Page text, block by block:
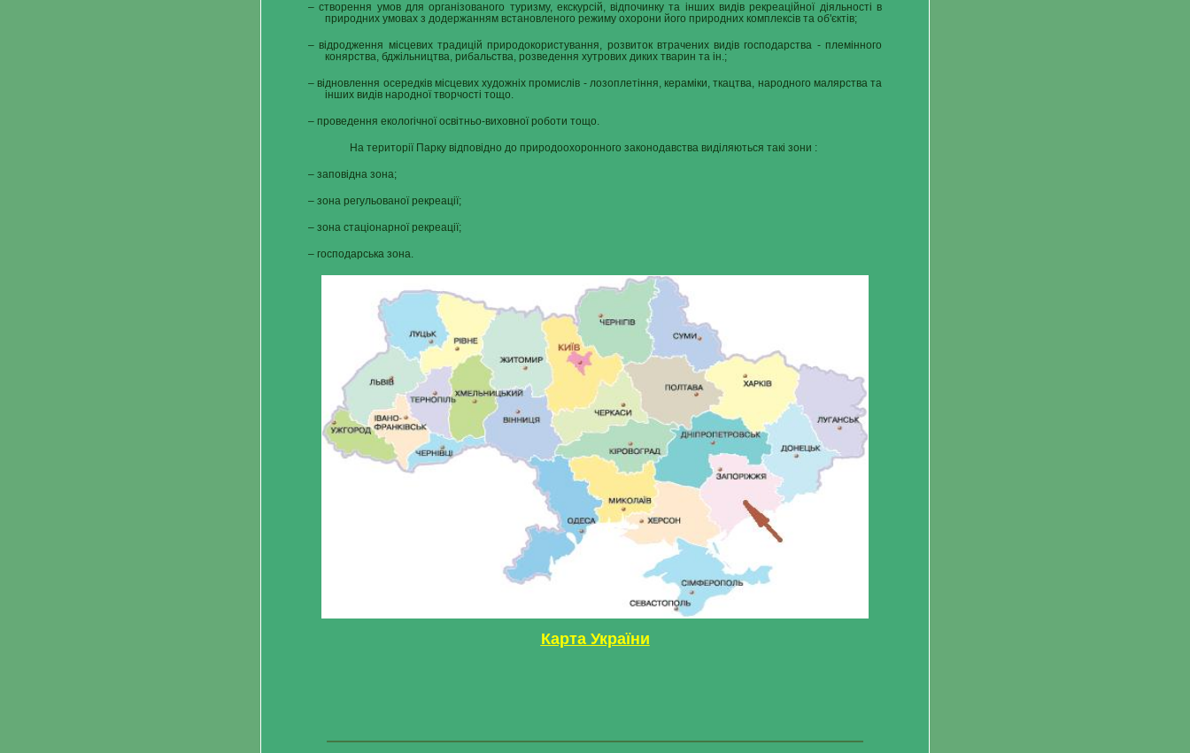
– створення умов для організованого туризму, екскурсій, відпочинку та інших видів рекреаційної діяльності в
природних умовах з додержанням встановленого режиму охорони його природних комплексів та об'єктів;
– відродження місцевих традицій природокористування, розвиток втрачених видів господарства - племінного
конярства, бджільництва, рибальства, розведення хутрових диких тварин та ін.;
– відновлення осередків місцевих художніх промислів - лозоплетіння, кераміки, ткацтва, народного малярства та
інших видів народної творчості тощо.
– проведення екологічної освітньо-виховної роботи тощо.
На території Парку відповідно до природоохоронного законодавства виділяються такі зони :
– заповідна зона;
– зона регульованої рекреації;
– зона стаціонарної рекреації;
– господарська зона.
Карта України